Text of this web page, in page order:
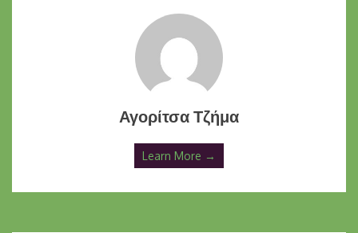
Αγορίτσα Τζήμα
Learn More →